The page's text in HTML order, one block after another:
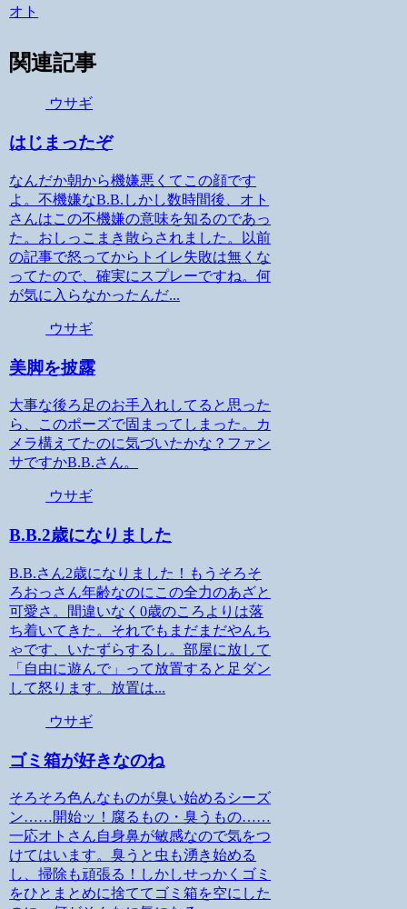
オト
関連記事
ウサギ
はじまったぞ
なんだか朝から機嫌悪くてこの顔です
よ。不機嫌なB.B.しかし数時間後、オト
さんはこの不機嫌の意味を知るのであっ
た。おしっこまき散らされました。以前
の記事で怒ってからトイレ失敗は無くな
ってたので、確実にスプレーですね。何
が気に入らなかったんだ...
ウサギ
美脚を披露
大事な後ろ足のお手入れしてると思った
ら、このポーズで固まってしまった。カ
メラ構えてたのに気づいたかな？ファン
サですかB.B.さん。
ウサギ
B.B.2歳になりました
B.B.さん2歳になりました！もうそろそ
ろおっさん年齢なのにこの全力のあざと
可愛さ。間違いなく0歳のころよりは落
ち着いてきた。それでもまだまだやんち
ゃです、いたずらするし。部屋に放して
「自由に遊んで」って放置すると足ダン
して怒ります。放置は...
ウサギ
ゴミ箱が好きなのね
そろそろ色んなものが臭い始めるシーズ
ン……開始ッ！腐るもの・臭うもの……
一応オトさん自身鼻が敏感なので気をつ
けてはいます。臭うと虫も湧き始める
し、掃除も頑張る！しかしせっかくゴミ
をひとまとめに捨ててゴミ箱を空にした